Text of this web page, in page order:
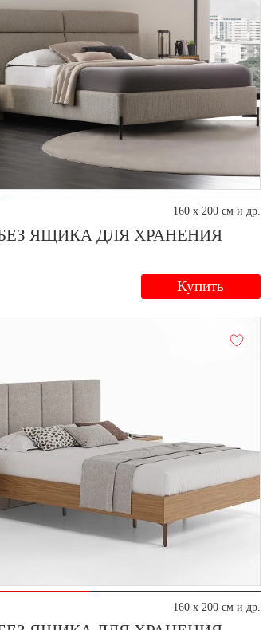
160 x 200 см и др.
ЯЩИКА ДЛЯ ХРАНЕНИЯ
Купить
160 x 200 см и др.